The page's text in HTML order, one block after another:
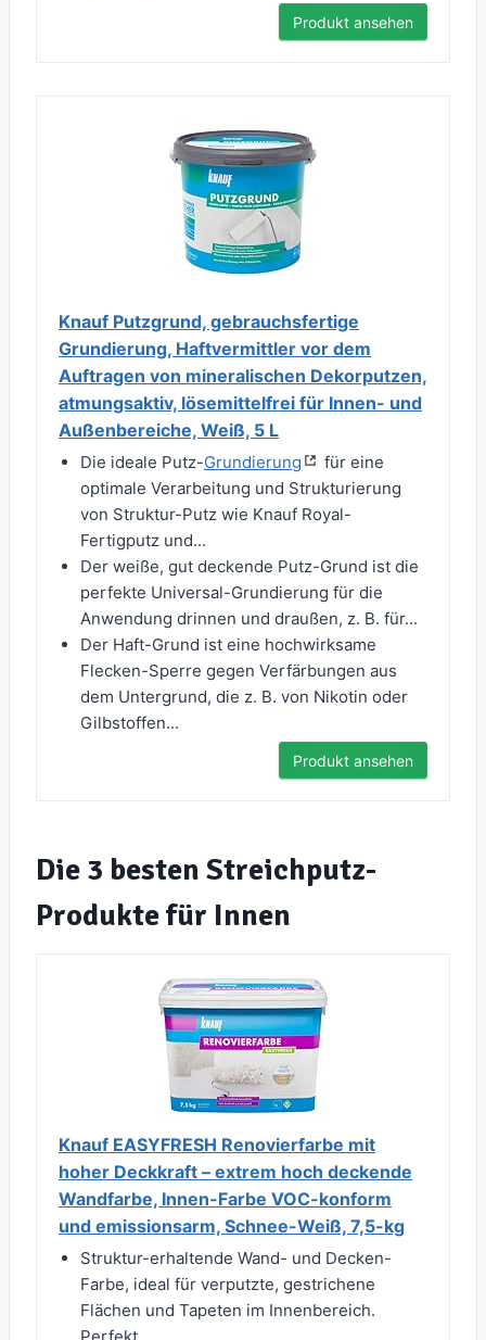
Produkt ansehen
Knauf Putzgrund, gebrauchsfertige
Grundierung, Haftvermittler vor dem
Auftragen von mineralischen Dekorputzen,
atmungsaktiv, lösemittelfrei für Innen- und
Außenbereiche, Weiß, 5 L
Die ideale Putz-Grundierung
für eine
optimale Verarbeitung und Strukturierung
von Struktur-Putz wie Knauf Royal-
Fertigputz und...
Der weiße, gut deckende Putz-Grund ist die
perfekte Universal-Grundierung für die
Anwendung drinnen und draußen, z. B. für...
Der Haft-Grund ist eine hochwirksame
Flecken-Sperre gegen Verfärbungen aus
dem Untergrund, die z. B. von Nikotin oder
Gilbstoffen...
Produkt ansehen
Die 3 besten Streichputz-
Produkte für Innen
Knauf EASYFRESH Renovierfarbe mit
hoher Deckkraft – extrem hoch deckende
Wandfarbe, Innen-Farbe VOC-konform
und emissionsarm, Schnee-Weiß, 7,5-kg
Struktur-erhaltende Wand- und Decken-
Farbe, ideal für verputzte, gestrichene
Flächen und Tapeten im Innenbereich.